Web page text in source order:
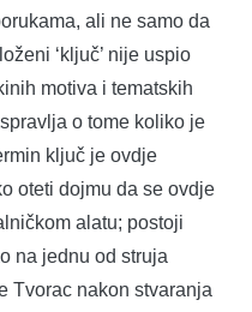
ali ne samo da
‘ključ’ nije uspio
motiva i tematskih
o tome koliko je
ključ je ovdje
oteti dojmu da se ovdje
alatu; postoji
na jednu od struja
Tvorac nakon stvaranja